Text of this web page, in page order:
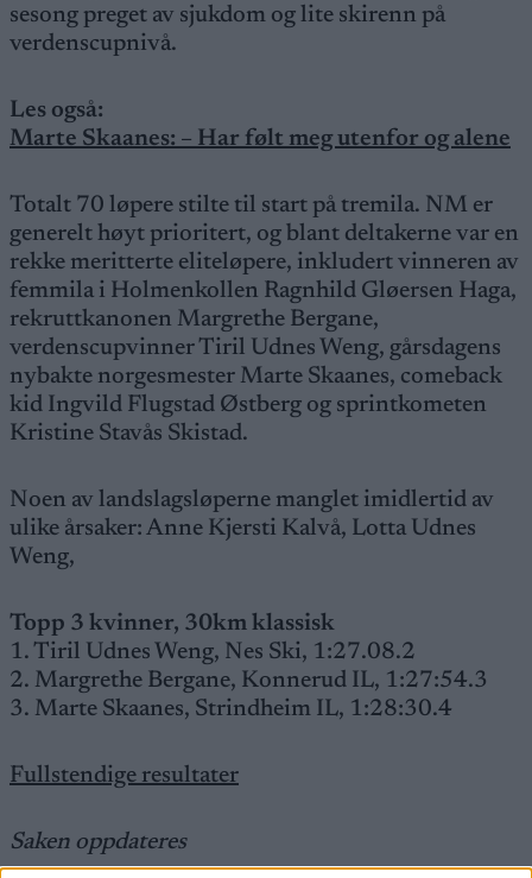
sesong preget av sjukdom og lite skirenn på
verdenscupnivå.
Les også:
Marte Skaanes: – Har følt meg utenfor og alene
Totalt 70 løpere stilte til start på tremila. NM er
generelt høyt prioritert, og blant deltakerne var en
rekke meritterte eliteløpere, inkludert vinneren av
femmila i Holmenkollen Ragnhild Gløersen Haga,
rekruttkanonen Margrethe Bergane,
verdenscupvinner Tiril Udnes Weng, gårsdagens
nybakte norgesmester Marte Skaanes, comeback
kid Ingvild Flugstad Østberg og sprintkometen
Kristine Stavås Skistad.
Noen av landslagsløperne manglet imidlertid av
ulike årsaker: Anne Kjersti Kalvå, Lotta Udnes
Weng,
Topp 3 kvinner, 30km klassisk
1. Tiril Udnes Weng, Nes Ski, 1:27.08.2
2. Margrethe Bergane, Konnerud IL, 1:27:54.3
3. Marte Skaanes, Strindheim IL, 1:28:30.4
Fullstendige resultater
Saken oppdateres